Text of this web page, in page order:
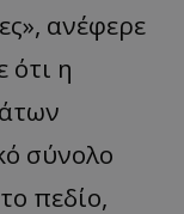
ανέφερε
ότι η
σύνολο
πεδίο,